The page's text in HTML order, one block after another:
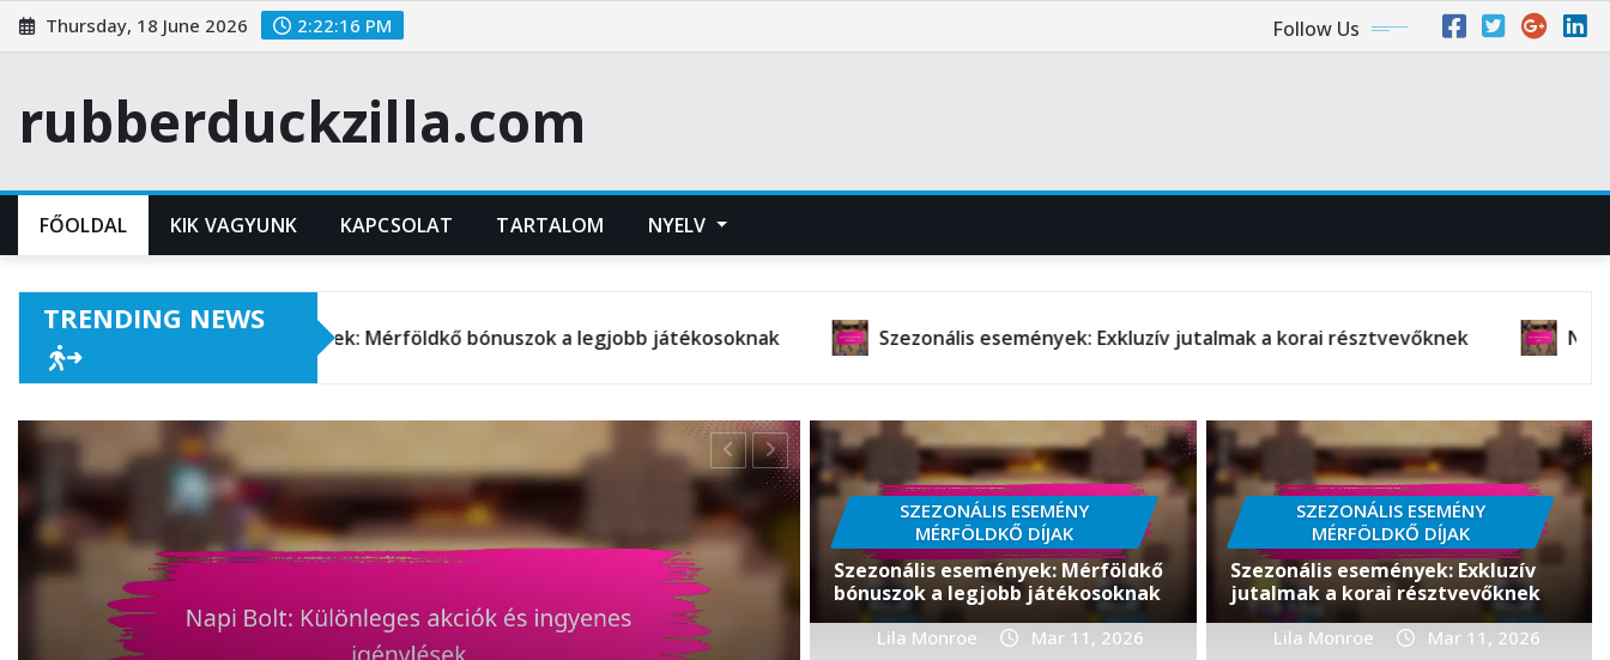
Skip
to
Thursday, 18 June 2026 2:22:17 PM Follow Us
rubberduckzilla.com
FŐOLDAL KIK VAGYUNK KAPCSOLAT TARTALOM NYELV
TRENDING NEWS
Szezonális események: Mérföldkő bónuszok a legjobb játékosoknak Szezonális események: Exkluzív jutalmak a korai résztvevőknek Napi Bolt:
SZEZONÁLIS ESEMÉNY
MÉRFÖLDKŐ DÍJAK
Szezonális események: Mérföldkő
bónuszok a legjobb játékosoknak
Lila Monroe Mar 11, 2026
SZEZONÁLIS ESEMÉNY
MÉRFÖLDKŐ DÍJAK
Szezonális események: Exkluzív
jutalmak a korai résztvevőknek
Lila Monroe Mar 11, 2026